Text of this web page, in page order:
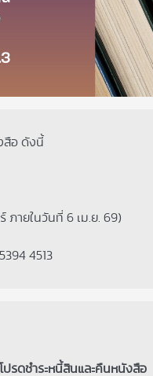
สือ ดังนี้
ายในวันที่ 6 เม.ย. 69)
4513
รดชำระหนี้สินและคืนหนังสือ